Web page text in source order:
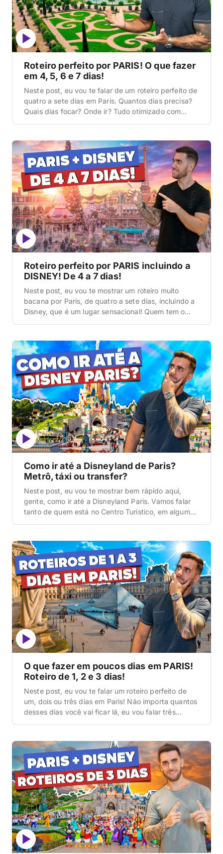
Roteiro perfeito por PARIS! O que fazer
em 4, 5, 6 e 7 dias!
Neste post, eu vou te falar de um roteiro perfeito de
quatro a sete dias em Paris. Quantos dias precisa?
Quais dias focar? Onde ir? Tudo otimizado com
todos os pontos turísticos de lá, focando nas coisas
[…]
Roteiro perfeito por PARIS incluindo a
DISNEY! De 4 a 7 dias!
Neste post, eu vou te mostrar um roteiro muito
bacana por Paris, de quatro a sete dias, incluindo a
Disney, que é um lugar sensacional! Quem tem o
Disney, gente, é um lugar incrível e […]
Como ir até a Disneyland de Paris?
Metrô, táxi ou transfer?
Neste post, eu vou te mostrar bem rápido aqui,
gente, como ir até a Disneyland Paris. Vamos falar
tanto de quem está no Centro Turístico, em algum
aeroporto direto para a Disney, pois tem, às […]
O que fazer em poucos dias em PARIS!
Roteiro de 1, 2 e 3 dias!
Neste post, eu vou te falar um roteiro perfeito de
um, dois ou três dias em Paris! Não importa quantos
desses dias você vai ficar lá, eu vou falar três
Escolhe dois desses três. Vai ficar […]